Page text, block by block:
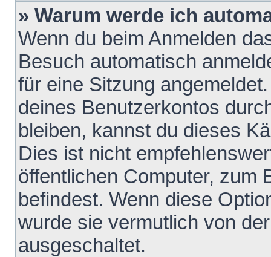
» Warum werde ich
Wenn du beim Anmelden
Besuch automatisch
für eine Sitzung
deines Benutzerkontos
bleiben, kannst du dieses
Dies ist nicht
öffentlichen Computer, zum
befindest. Wenn diese
wurde sie vermutlich von
ausgeschaltet.